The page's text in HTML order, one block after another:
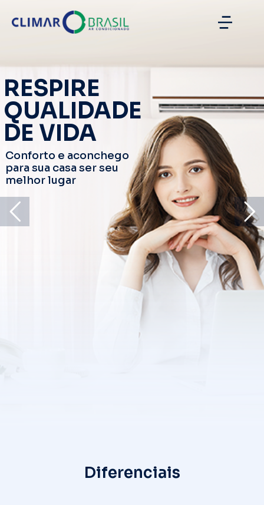
Conforto e aconchego
para sua casa ser seu
melhor lugar
RESPIRE
QUALIDADE
DE VIDA
Diferenciais